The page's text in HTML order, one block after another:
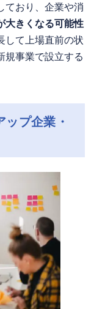
ており、企業や消
大きくなる可能性
して上場直前の状
規事業で設立する
プ企業・